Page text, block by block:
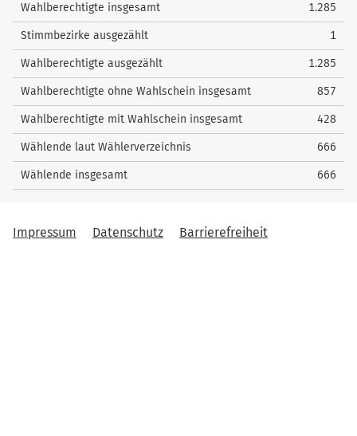
Wahlberechtigte insgesamt 1.285
Stimmbezirke ausgezählt 1
Wahlberechtigte ausgezählt 1.285
Wahlberechtigte ohne Wahlschein insgesamt 857
Wahlberechtigte mit Wahlschein insgesamt 428
Wählende laut Wählerverzeichnis 666
Wählende insgesamt 666
Impressum Datenschutz Barrierefreiheit